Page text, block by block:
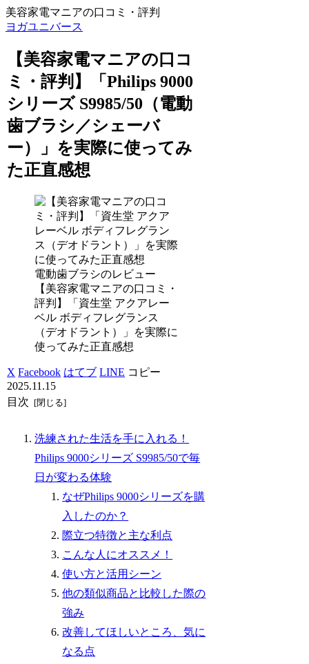
美容家電マニアの口コミ・評判
ヨガユニバース
【美容家電マニアの口コ
ミ・評判】「Philips 9000
シリーズ S9985/50（電動
歯ブラシ／シェーバ
ー）」を実際に使ってみ
た正直感想
電動歯ブラシのレビュー
【美容家電マニアの口コミ・
評判】「資生堂 アクアレー
ベル ボディフレグランス
（デオドラント）」を実際に
使ってみた正直感想
X Facebook はてブ LINE コピー
2025.11.15
目次
洗練された生活を手に入れる！
Philips 9000シリーズ S9985/50で毎
日が変わる体験
なぜPhilips 9000シリーズを購
入したのか？
際立つ特徴と主な利点
こんな人にオススメ！
使い方と活用シーン
他の類似商品と比較した際の
強み
改善してほしいところ、気に
なる点